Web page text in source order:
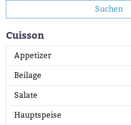
Suchen
Cuisson
Appetizer
Beilage
Salate
Hauptspeise